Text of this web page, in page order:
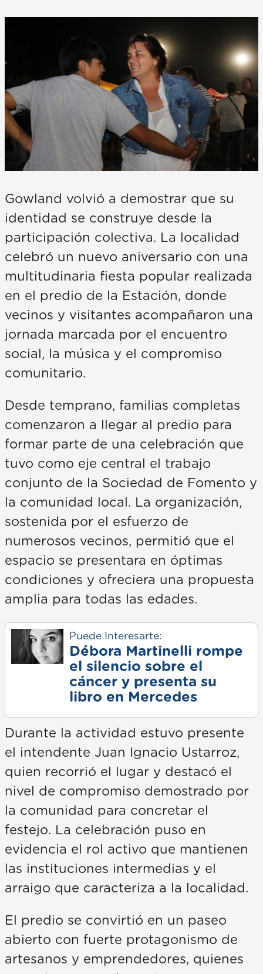
Gowland volvió a demostrar que su
identidad se construye desde la
participación colectiva. La localidad
celebró un nuevo aniversario con una
multitudinaria fiesta popular realizada
en el predio de la Estación, donde
vecinos y visitantes acompañaron una
jornada marcada por el encuentro
social, la música y el compromiso
comunitario.
Desde temprano, familias completas
comenzaron a llegar al predio para
formar parte de una celebración que
tuvo como eje central el trabajo
conjunto de la Sociedad de Fomento y
la comunidad local. La organización,
sostenida por el esfuerzo de
numerosos vecinos, permitió que el
espacio se presentara en óptimas
condiciones y ofreciera una propuesta
amplia para todas las edades.
Puede Interesarte:
Débora Martinelli rompe
el silencio sobre el
cáncer y presenta su
libro en Mercedes
Durante la actividad estuvo presente
el intendente Juan Ignacio Ustarroz,
quien recorrió el lugar y destacó el
nivel de compromiso demostrado por
la comunidad para concretar el
festejo. La celebración puso en
evidencia el rol activo que mantienen
las instituciones intermedias y el
arraigo que caracteriza a la localidad.
El predio se convirtió en un paseo
abierto con fuerte protagonismo de
artesanos y emprendedores, quienes